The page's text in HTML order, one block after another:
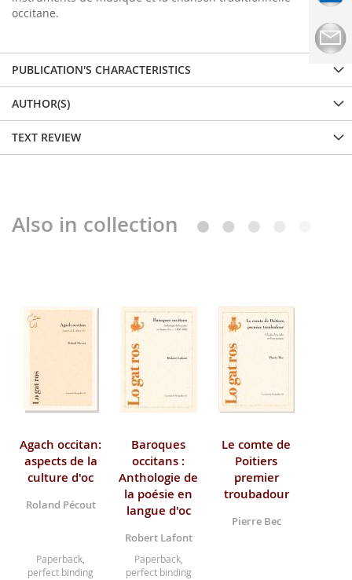
occitane.
PUBLICATION'S CHARACTERISTICS
AUTHOR(S)
TEXT REVIEW
Also in collection
Agach occitan:
aspects de la
culture d'oc
Roland Pécout
Paperback,
perfect binding
Baroques
occitans :
Anthologie de
la poésie en
langue d'oc
Robert Lafont
Paperback,
perfect binding
Le comte de
Poitiers
premier
troubadour
Pierre Bec